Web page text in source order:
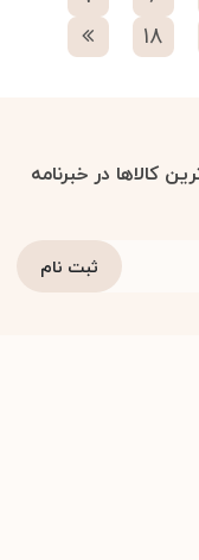
18
کالاها در خبرنامه